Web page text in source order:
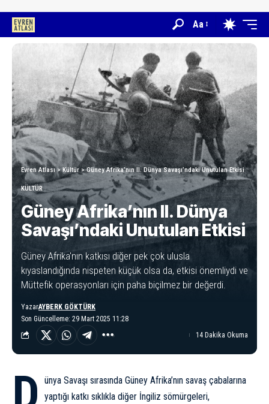
Aa
Evren Atlası >Kültür>Güney Afrika’nın II. Dünya Savaşı’ndaki Unutulan Etkisi
KÜLTÜR
Güney Afrika’nın II. Dünya
Savaşı’ndaki Unutulan Etkisi
Güney Afrika'nın katkısı diğer pek çok ulusla
kıyaslandığında nispeten küçük olsa da, etkisi önemliydi ve
Müttefik operasyonları için paha biçilmez bir değerdi.
Son Güncelleme: 29 Mart 2025 11:28
YazarAYBERK GÖKTÜRK
14 Dakika Okuma
ünya Savaşı sırasında Güney Afrika’nın savaş çabalarına
yaptığı katkı sıklıkla diğer İngiliz sömürgeleri,